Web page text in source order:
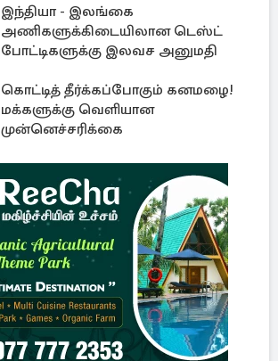
இந்தியா - இலங்கை
அணிகளுக்கிடையிலான டெஸ்ட்
போட்டிகளுக்கு இலவச அனுமதி
கொட்டித் தீர்க்கப்போகும் கனமழை!
மக்களுக்கு வெளியான
முன்னெச்சரிக்கை